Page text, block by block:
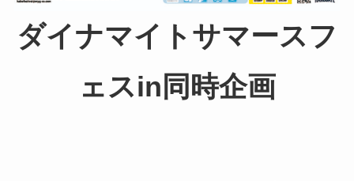
ダイナマイトサマースフ
ェスin同時企画